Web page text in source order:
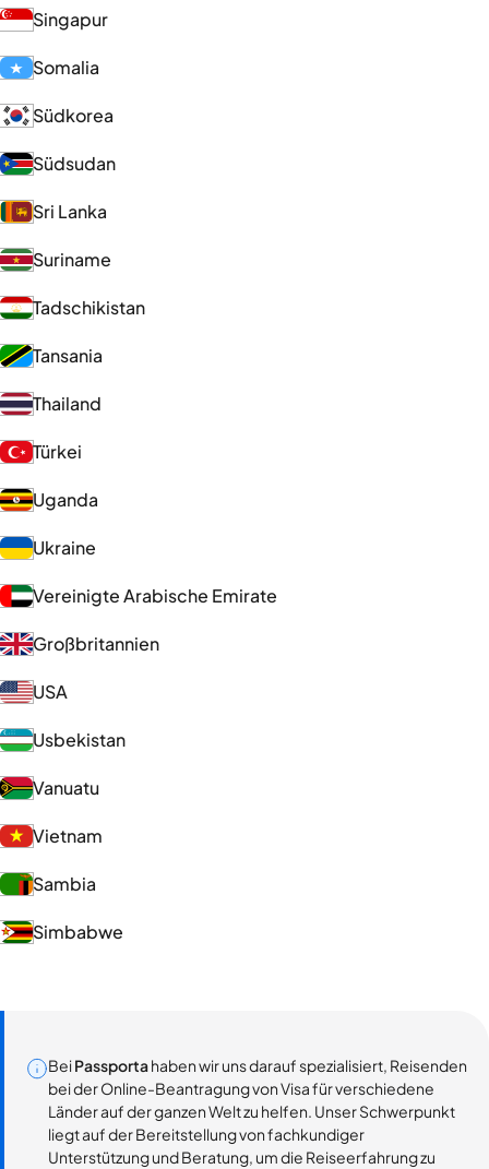
Singapur
Somalia
Südkorea
Südsudan
Sri Lanka
Suriname
Tadschikistan
Tansania
Thailand
Türkei
Uganda
Ukraine
Vereinigte Arabische Emirate
Großbritannien
USA
Usbekistan
Vanuatu
Vietnam
Sambia
Simbabwe
BeiPassportahaben wir uns darauf spezialisiert, Reisenden
bei der Online-Beantragung von Visa für verschiedene
Länder auf der ganzen Welt zu helfen. Unser Schwerpunkt
liegt auf der Bereitstellung von fachkundiger
Unterstützung und Beratung, um die Reiseerfahrung zu